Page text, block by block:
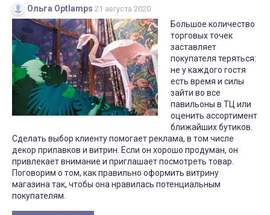
Ольга Optlamps 21 августа 2020
Большое количество
торговых точек
заставляет
покупателя теряться:
не у каждого гостя
есть время и силы
зайти во все
павильоны в ТЦ или
оценить ассортимент
ближайших бутиков.
Сделать выбор клиенту помогает реклама, в том числе
декор прилавков и витрин. Если он хорошо продуман, он
привлекает внимание и приглашает посмотреть товар.
Поговорим о том, как правильно оформить витрину
магазина так, чтобы она нравилась потенциальным
покупателям.